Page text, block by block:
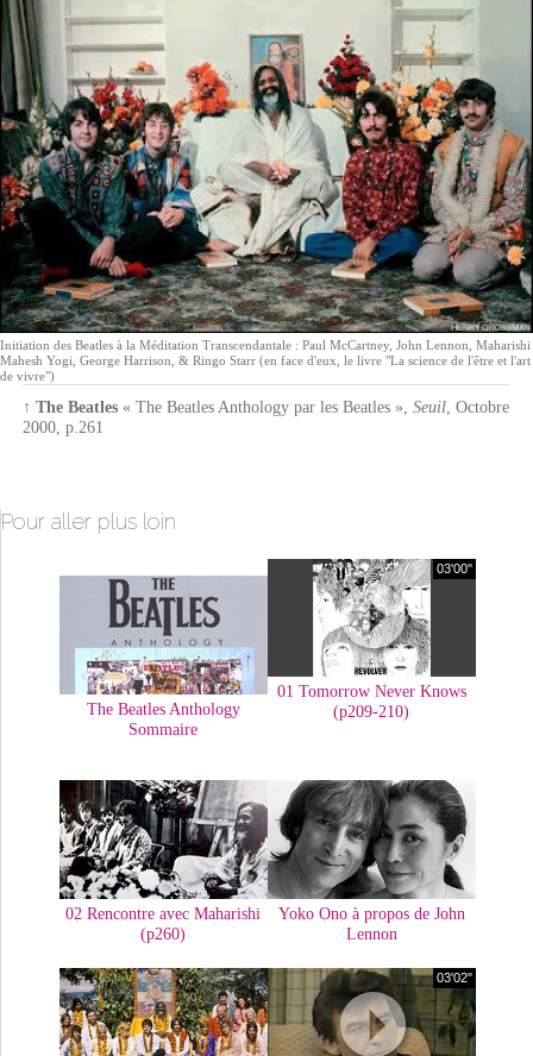
Initiation des Beatles à la Méditation Transcendantale : Paul McCartney, John Lennon, Maharishi
Mahesh Yogi, George Harrison, & Ringo Starr (en face d'eux, le livre "La science de l'être et l'art
de vivre")
↑ The Beatles « The Beatles Anthology par les Beatles », Seuil, Octobre
2000, p.261
Pour aller plus loin
The Beatles Anthology
Sommaire
01 Tomorrow Never Knows
(p209-210)
03'00''
02 Rencontre avec Maharishi
(p260)
Yoko Ono à propos de John
Lennon
03'02"